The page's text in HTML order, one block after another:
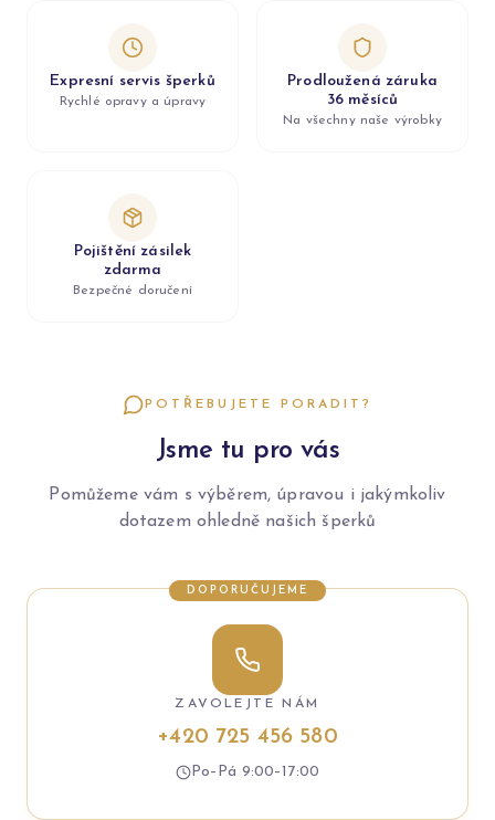
Expresní servis šperků
Rychlé opravy a úpravy
Prodloužená záruka
36 měsíců
Na všechny naše výrobky
Pojištění zásilek
zdarma
Bezpečné doručení
POTŘEBUJETE PORADIT?
Jsme tu pro vás
Pomůžeme vám s výběrem, úpravou i jakýmkoliv
dotazem ohledně našich šperků
DOPORUČUJEME
ZAVOLEJTE NÁM
+420 725 456 580
Po–Pá 9:00–17:00